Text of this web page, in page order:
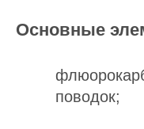
Основные
поводок;